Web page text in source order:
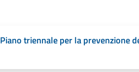
triennale per la prevenzione